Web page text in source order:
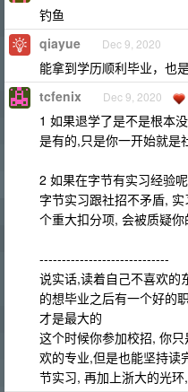
钓鱼
qiayue Dec 9, 2020
能拿到学历顺利毕业，也
tcfenix Dec 9, 2020
1 如果退学了是不是根本
是有的,只是你一开始就是
2 如果在字节有实习经验
字节实习跟社招不矛盾,
个重大扣分项, 会被质疑
-----------------------------
说实话,读着自己不喜欢的
的想毕业之后有一个好的
才是最大的
这个时候你参加校招, 你
欢的专业,但是也能坚持读
节实习, 再加上浙大的光